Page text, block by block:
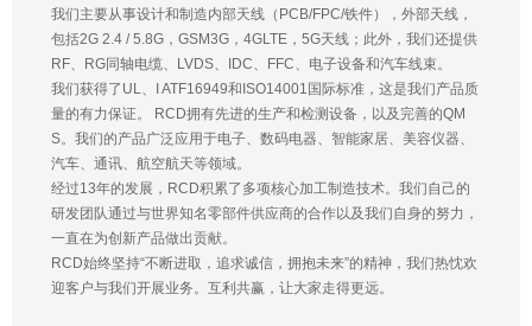
我们主要从事设计和制造内部天线（PCB/FPC/铁件），外部天线，
包括2G 2.4 / 5.8G，GSM3G，4GLTE，5G天线；此外，我们还提供
RF、RG同轴电缆、LVDS、IDC、FFC、电子设备和汽车线束。
我们获得了UL、I ATF16949和ISO14001国际标准，这是我们产品质
量的有力保证。 RCD拥有先进的生产和检测设备，以及完善的QM
S。我们的产品广泛应用于电子、数码电器、智能家居、美容仪器、
汽车、通讯、航空航天等领域。
经过13年的发展，RCD积累了多项核心加工制造技术。我们自己的
研发团队通过与世界知名零部件供应商的合作以及我们自身的努力，
一直在为创新产品做出贡献。
RCD始终坚持“不断进取，追求诚信，拥抱未来”的精神，我们热忱欢
迎客户与我们开展业务。互利共赢，让大家走得更远。